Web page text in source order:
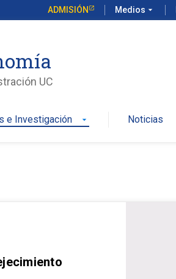
ADMISIÓN Medios arrow_drop_down
UC
e Investigación arrow_drop_down Noticias